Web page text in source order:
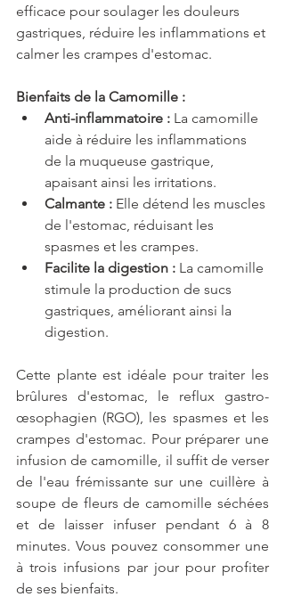
efficace pour soulager les douleurs
gastriques, réduire les inflammations et
calmer les crampes d'estomac.
Bienfaits de la Camomille :
Anti-inflammatoire : La camomille
aide à réduire les inflammations
de la muqueuse gastrique,
apaisant ainsi les irritations.
Calmante : Elle détend les muscles
de l'estomac, réduisant les
spasmes et les crampes.
Facilite la digestion : La camomille
stimule la production de sucs
gastriques, améliorant ainsi la
digestion.
Cette plante est idéale pour traiter les
brûlures d'estomac, le reflux gastro-
œsophagien (RGO), les spasmes et les
crampes d'estomac. Pour préparer une
infusion de camomille, il suffit de verser
de l'eau frémissante sur une cuillère à
soupe de fleurs de camomille séchées
et de laisser infuser pendant 6 à 8
minutes. Vous pouvez consommer une
à trois infusions par jour pour profiter
de ses bienfaits.